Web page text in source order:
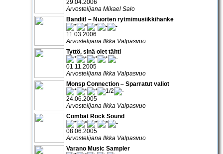
29.04.2006
Arvostelijana Mikael Salo
Bandit! – Nuorten rytmimusiikkihanke
11.03.2006
Arvostelijana Ilkka Valpasvuo
Tyttö, sinä olet tähti
01.11.2005
Arvostelijana Ilkka Valpasvuo
Monsp Connection – Sparratut valiot
24.06.2005
Arvostelijana Ilkka Valpasvuo
Combat Rock Sound
08.06.2005
Arvostelijana Ilkka Valpasvuo
Varano Music Sampler